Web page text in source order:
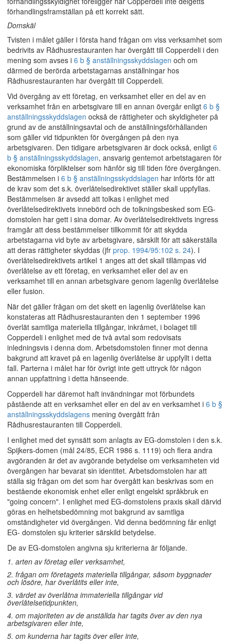
förhandlingsframställan på ett korrekt sätt.
Domskäl
Tvisten i målet gäller i första hand frågan om viss verksamhet som
bedrivits av Rådhusrestauranten har övergått till Copperdeli i den
mening som avses i 6 b § anställningsskyddslagen och om
därmed de berörda arbetstagarnas anställningar hos
Rådhusrestauranten har övergått till Copperdeli.
Vid övergång av ett företag, en verksamhet eller en del av en
verksamhet från en arbetsgivare till en annan övergår enligt 6 b §
anställningsskyddslagen också de rättigheter och skyldigheter på
grund av de anställningsavtal och de anställningsförhållanden
som gäller vid tidpunkten för övergången på den nya
arbetsgivaren. Den tidigare arbetsgivaren är dock också, enligt 6
b § anställningsskyddslagen, ansvarig gentemot arbetstagaren för
ekonomiska förpliktelser som hänför sig till tiden före övergången.
Bestämmelsen i 6 b § anställningsskyddslagen har införts för att
de krav som det s.k. överlåtelsedirektivet ställer skall uppfyllas.
Bestämmelsen är avsedd att tolkas i enlighet med
överlåtelsedirektivets innebörd och de tolkningsbesked som EG-
domstolen har gett i sina domar. Av överlåtelsedirektivets ingress
framgår att dess bestämmelser tillkommit för att skydda
arbetstagarna vid byte av arbetsgivare, särskilt för att säkerställa
att deras rättigheter skyddas (jfr prop. 1994/95:102 s. 24). I
överlåtelsedirektivets artikel 1 anges att det skall tillämpas vid
överlåtelse av ett företag, en verksamhet eller del av en
verksamhet till en annan arbetsgivare genom lagenlig överlåtelse
eller fusion.
När det gäller frågan om det skett en lagenlig överlåtelse kan
konstateras att Rådhusrestauranten den 1 september 1996
överlät samtliga materiella tillgångar, inkråmet, i bolaget till
Copperdeli i enlighet med de två avtal som redovisats
inledningsvis i denna dom. Arbetsdomstolen finner mot denna
bakgrund att kravet på en lagenlig överlåtelse är uppfyllt i detta
fall. Parterna i målet har för övrigt inte gett uttryck för någon
annan uppfattning i detta hänseende.
Copperdeli har däremot haft invändningar mot förbundets
påstående att en verksamhet eller en del av en verksamhet i 6 b §
anställningsskyddslagens mening övergått från
Rådhusrestauranten till Copperdeli.
I enlighet med det synsätt som anlagts av EG-domstolen i den s.k.
Spijkers-domen (mål 24/85, ECR 1986 s. 1119) och flera andra
avgöranden är det av avgörande betydelse om verksamheten vid
övergången har bevarat sin identitet. Arbetsdomstolen har att
ställa sig frågan om det som har övergått kan beskrivas som en
bestående ekonomisk enhet eller enligt engelskt språkbruk en
"going concern". I enlighet med EG-domstolens praxis skall därvid
göras en helhetsbedömning mot bakgrund av samtliga
omständigheter vid övergången. Vid denna bedömning får enligt
EG- domstolen sju kriterier särskild betydelse.
De av EG-domstolen angivna sju kriterierna är följande.
1. arten av företag eller verksamhet,
2. frågan om företagets materiella tillgångar, såsom byggnader
och lösöre, har överlåtits eller inte,
3. värdet av överlåtna immateriella tillgångar vid
överlåtelsetidpunkten,
4. om majoriteten av de anställda har tagits över av den nya
arbetsgivaren eller inte,
5. om kunderna har tagits över eller inte,